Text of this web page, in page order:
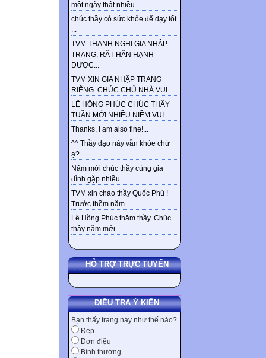
một ngày thật nhiều...
chúc thầy có sức khỏe để dạy tốt
...
TVM THANH NGHỊ GIA NHẬP
TRANG, RẤT HÂN HẠNH
ĐƯỢC...
TVM XIN GIA NHẬP TRANG
RIÊNG. CHÚC CHỦ NHÀ VUI...
LÊ HỒNG PHÚC CHÚC THẦY
TUẦN MỚI NHIỀU NIỀM VUI...
Thanks, I am also fine!...
^^ Thầy dạo này vẫn khỏe chứ
ạ? ...
Năm mới chúc thầy cùng gia
đình gặp nhiều...
TVM xin chào thầy Quốc Phú !
Trước thềm năm...
Lê Hồng Phúc thăm thầy. Chúc
thầy năm mới...
HỖ TRỢ TRỰC TUYẾN
ĐIỀU TRA Ý KIẾN
Bạn thấy trang này như thế nào?
Đẹp
Đơn điệu
Bình thường